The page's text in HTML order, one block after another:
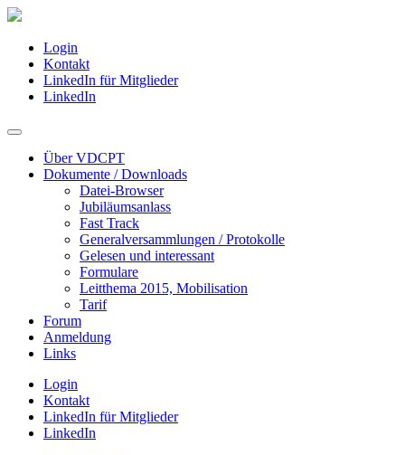
Login
Kontakt
LinkedIn für Mitglieder
LinkedIn
Über VDCPT
Dokumente / Downloads
Datei-Browser
Jubiläumsanlass
Fast Track
Generalversammlungen / Protokolle
Gelesen und interessant
Formulare
Leitthema 2015, Mobilisation
Tarif
Forum
Anmeldung
Links
Login
Kontakt
LinkedIn für Mitglieder
LinkedIn